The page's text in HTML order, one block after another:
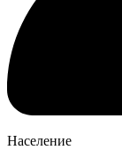
Население